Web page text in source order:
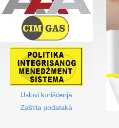
Uslovi korišćenja
Zaštita podataka